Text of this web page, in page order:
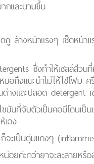
กและนานขึ้น
ล้างหน้าแรงๆ เช็ดหน้
ซึ่งทำให้เซลล์ส่ว
อถึงแนะนำไม่ให้ใช้โฟม
ด่างและปลอด detergent
นที่จับตัวเป็นคอมีโดนเ
อง
จะเป็นตุ่มแดงๆ
อยค่ะกว่ายาจะละลายหรื